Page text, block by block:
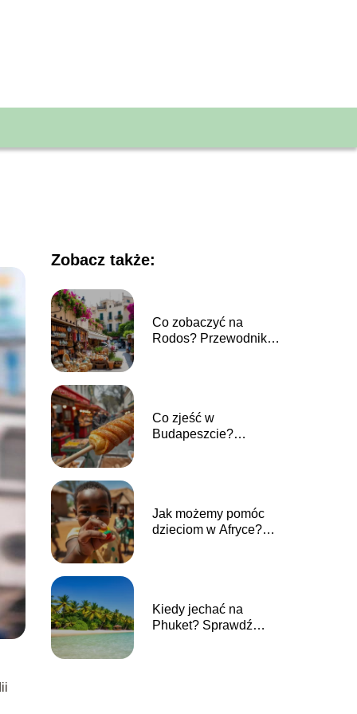
Zobacz także:
Co zobaczyć na
Rodos? Przewodnik
Co zjeść w
Budapeszcie?
Jak możemy pomóc
dzieciom w Afryce?
Kiedy jechać na
Phuket? Sprawdź